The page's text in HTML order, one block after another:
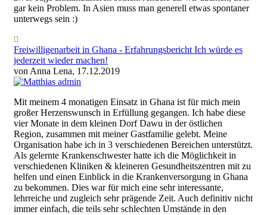
gar kein Problem. In Asien muss man generell etwas spontaner
unterwegs sein :)
Freiwilligenarbeit in Ghana - Erfahrungsbericht Ich würde es
jederzeit wieder machen!
von Anna Lena, 17.12.2019
Mit meinem 4 monatigen Einsatz in Ghana ist für mich mein
großer Herzenswunsch in Erfüllung gegangen. Ich habe diese
vier Monate in dem kleinen Dorf Dawu in der östlichen
Region, zusammen mit meiner Gastfamilie gelebt. Meine
Organisation habe ich in 3 verschiedenen Bereichen unterstützt.
Als gelernte Krankenschwester hatte ich die Möglichkeit in
verschiedenen Kliniken & kleineren Gesundheitszentren mit zu
helfen und einen Einblick in die Krankenversorgung in Ghana
zu bekommen. Dies war für mich eine sehr interessante,
lehrreiche und zugleich sehr prägende Zeit. Auch definitiv nicht
immer einfach, die teils sehr schlechten Umstände in den